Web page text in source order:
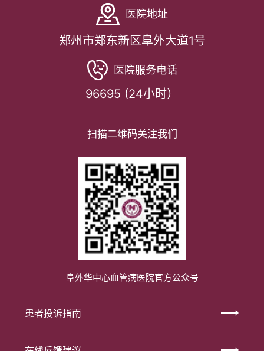
医院地址
郑州市郑东新区阜外大道1号
医院服务电话
96695 (24小时）
扫描二维码关注我们
阜外华中心血管病医院官方公众号
患者投诉指南